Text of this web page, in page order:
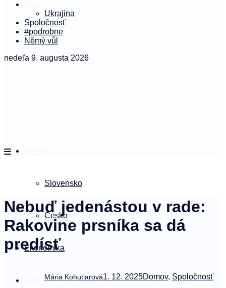
Ukrajina
Spoločnosť
#podrobne
Němý vůl
nedeľa 9. augusta 2026
Slovensko
Česko
Ekonomika
Nebuď jedenástou v rade:
Rakovine prsníka sa dá
predísť
Mária Kohutiarová1. 12. 2025Domov, Spoločnosť